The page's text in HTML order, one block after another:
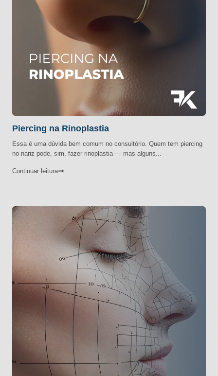
Piercing na Rinoplastia
Essa é uma dúvida bem comum no consultório. Quem tem piercing
no nariz pode, sim, fazer rinoplastia — mas alguns...
Continuar leitura